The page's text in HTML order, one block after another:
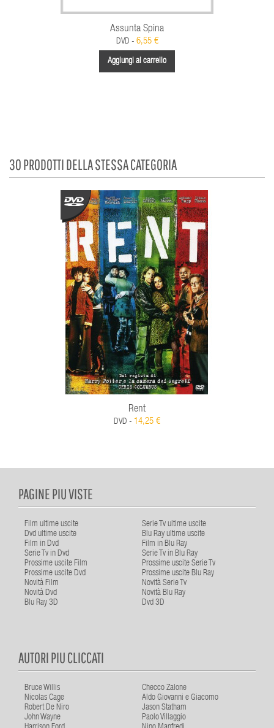
Assunta Spina
DVD - 6,55 €
Aggiungi al carrello
30 PRODOTTI DELLA STESSA CATEGORIA
Rent
DVD - 14,25 €
PAGINE PIU VISTE
Film ultime uscite
Serie Tv ultime uscite
Dvd ultime uscite
Blu Ray ultime uscite
Film in Dvd
Film in Blu Ray
Serie Tv in Dvd
Serie Tv in Blu Ray
Prossime uscite Film
Prossime uscite Serie Tv
Prossime uscite Dvd
Prossime uscite Blu Ray
Novità Film
Novità Serie Tv
Novità Dvd
Novità Blu Ray
Blu Ray 3D
Dvd 3D
AUTORI PIU CLICCATI
Bruce Willis
Checco Zalone
Nicolas Cage
Aldo Giovanni e Giacomo
Robert De Niro
Jason Statham
John Wayne
Paolo Villaggio